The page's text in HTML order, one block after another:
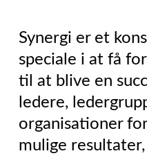
Synergi er et
speciale i at få
til at blive en
ledere,
organisationer
mulige